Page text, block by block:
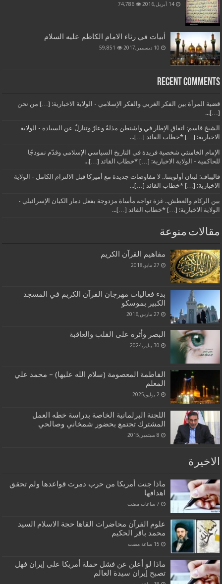
14 أبريل,2016 74,786
أبيات في رثاء الامام الكاظم عليه السلام
10 ديسمبر,2017 59,851
Recent Comments
قضية المرأة بين الفكر الغربي والفكر الإسلامي - الولاية الاخبارية: […] من نحن
[…]...
الشيخ قاسم: اتفاق الإطار في واشنطن مذلةٌ وعارٌ وتنازلٌ عن السيادة - الولاية
الاخبارية: […] *خطاب القائد […]...
الإمام الخامنئي شخصية فريدة في التاريخ السياسي الإسلامي وقدّم نموذجًا
للحاكمية - الولاية الاخبارية: […] *خطاب القائد […]...
قاليباف: لبنان أولويتنا.. لا مفاوضات جديدة مع أميركا قبل الالتزام الكامل - الولاية
الاخبارية: […] *خطاب القائد […]...
بين الركام والعطش.. غزة تواجه مأساة مزدوجة بفعل دمار الكيان الإسرائيلي -
الولاية الاخبارية: […] *خطاب القائد […]...
مقالات منوعة
مفاهيم القرآن الكريم
27 مايو,2018
بدء فعاليات مهرجان القرآن الكريم في المسجد
الكبير بموسكو
27 مارس,2016
البصر وأثره على القلب والعاقبة
30 يناير,2024
الفاطمة المعصومة (سلام الله عليها) – محمد علي
المعلم
2 يوليو,2025
اللجنة البرلمانية الخاصة بدراسة خطه العمل
المشترك تجتمع بحضور شمخاني وصالحي
8 سبتمبر,2015
الاخيرة
ماذا جنت أمريكا من حرب دمرت قواعدها ولم تحقق
اهدافها
علوم القرآن محاضرات القاها حجة الاسلام السيد
محمد باقر الحكيم
ماذا لو أعلن عن فشل حملة أمريكا على إيران فهل
تصبح إيران سيدة العالم